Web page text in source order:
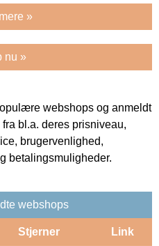
»
nu »
webshops og anmeldt
bl.a. deres prisniveau,
brugervenlighed,
betalingsmuligheder.
webshops
Stjerner Link